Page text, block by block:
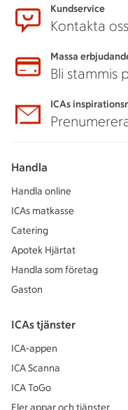
Kundservice
Kontakta oss
Massa
Bli stammis
ICAs
Handla
Handla online
ICAs matkasse
Catering
Apotek Hjärtat
Handla som företag
Gaston
ICAs tjänster
ICA-appen
ICA Scanna
ICA ToGo
Fler appar och tjänster